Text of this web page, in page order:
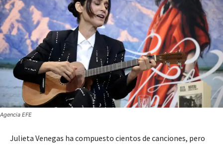
Agencia EFE
Julieta Venegas ha compuesto cientos de canciones, pero